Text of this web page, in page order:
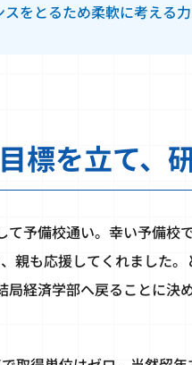
をとるため柔軟に考える
標を立て、
て予備校通い。幸い予備校
親も応援してくれました。
局経済学部へ戻ることに決